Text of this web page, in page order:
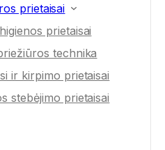
prietaisai
prietaisai
technika
ir kirpimo prietaisai
stebėjimo prietaisai